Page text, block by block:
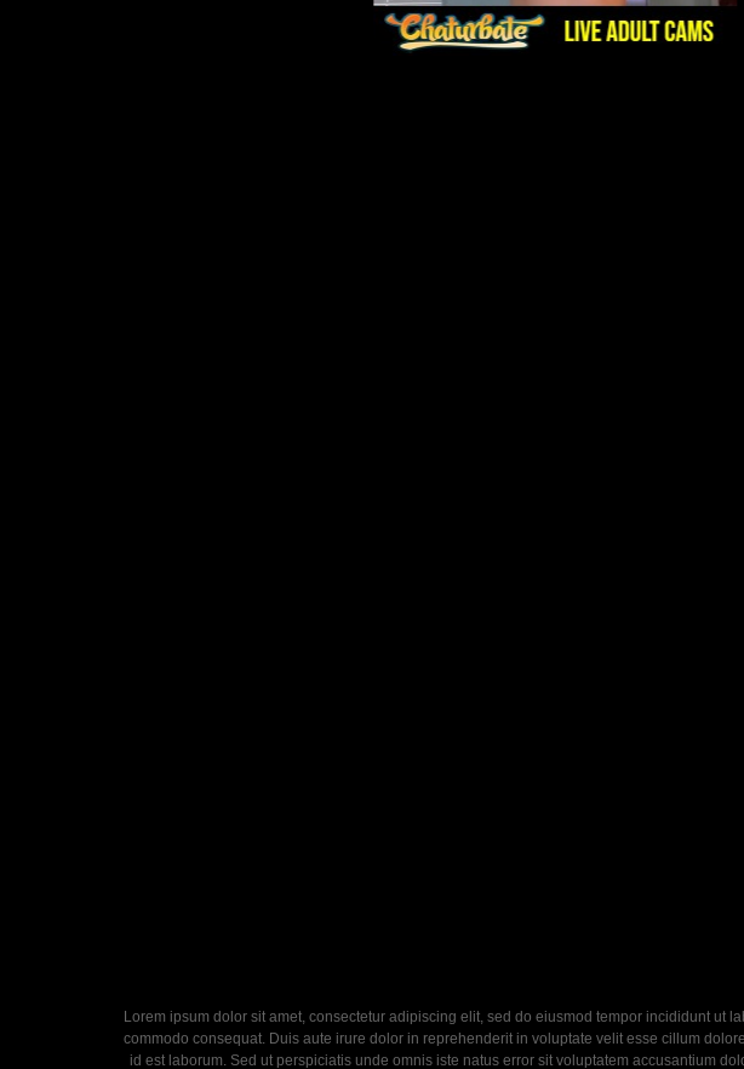
Lorem ipsum dolor sit amet, consectetur adipiscing elit, sed do eiusmod tempor incididunt
commodo consequat. Duis aute irure dolor in reprehenderit in voluptate velit esse cillum
id est laborum. Sed ut perspiciatis unde omnis iste natus error sit voluptatem accusantium